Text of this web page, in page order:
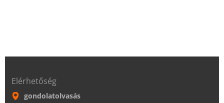
Elérhetőség
gondolatolvasás